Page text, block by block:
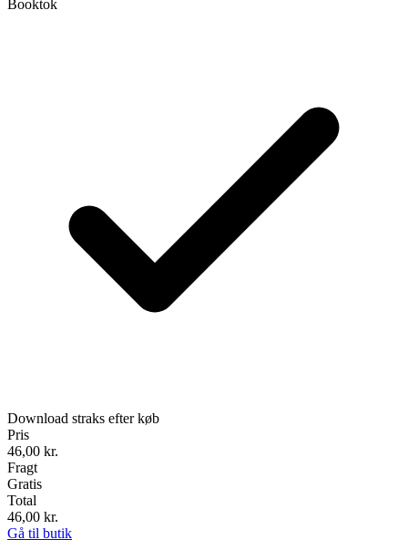
Booktok
Download straks efter køb
Pris
46,00 kr.
Fragt
Gratis
Total
46,00 kr.
Gå til butik